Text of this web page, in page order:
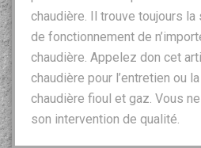
chaudière. Il trouve toujours
de fonctionnement de
chaudière. Appelez don cet
chaudière pour l’entretien ou
chaudière fioul et gaz. Vous
son intervention de qualité.